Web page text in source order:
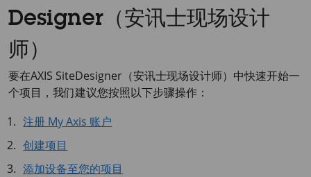
Designer（安讯士现场设计
师）
要在AXIS SiteDesigner（安讯士现场设计师）中快速开始一
个项目，我们建议您按照以下步骤操作：
注册 My Axis 账户
创建项目
添加设备至您的项目